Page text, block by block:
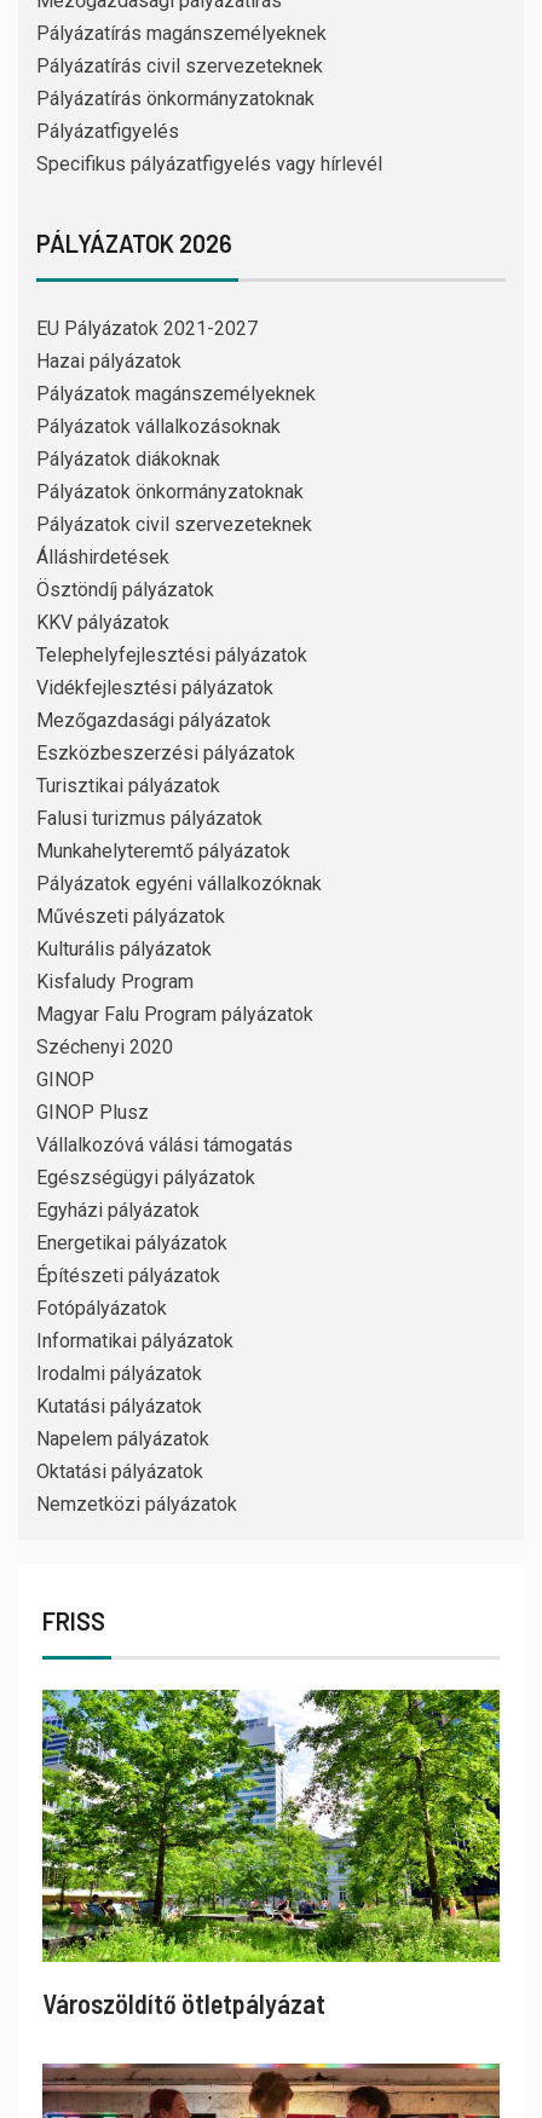
Pályázatírás magánszemélyeknek
Pályázatírás civil szervezeteknek
Pályázatírás önkormányzatoknak
Pályázatfigyelés
Specifikus pályázatfigyelés vagy hírlevél
PÁLYÁZATOK 2026
EU Pályázatok 2021-2027
Hazai pályázatok
Pályázatok magánszemélyeknek
Pályázatok vállalkozásoknak
Pályázatok diákoknak
Pályázatok önkormányzatoknak
Pályázatok civil szervezeteknek
Álláshirdetések
Ösztöndíj pályázatok
KKV pályázatok
Telephelyfejlesztési pályázatok
Vidékfejlesztési pályázatok
Mezőgazdasági pályázatok
Eszközbeszerzési pályázatok
Turisztikai pályázatok
Falusi turizmus pályázatok
Munkahelyteremtő pályázatok
Pályázatok egyéni vállalkozóknak
Művészeti pályázatok
Kulturális pályázatok
Kisfaludy Program
Magyar Falu Program pályázatok
Széchenyi 2020
GINOP
GINOP Plusz
Vállalkozóvá válási támogatás
Egészségügyi pályázatok
Egyházi pályázatok
Energetikai pályázatok
Építészeti pályázatok
Fotópályázatok
Informatikai pályázatok
Irodalmi pályázatok
Kutatási pályázatok
Napelem pályázatok
Oktatási pályázatok
Nemzetközi pályázatok
FRISS
Városzöldítő ötletpályázat